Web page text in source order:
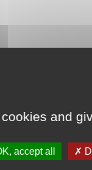
and
accept all